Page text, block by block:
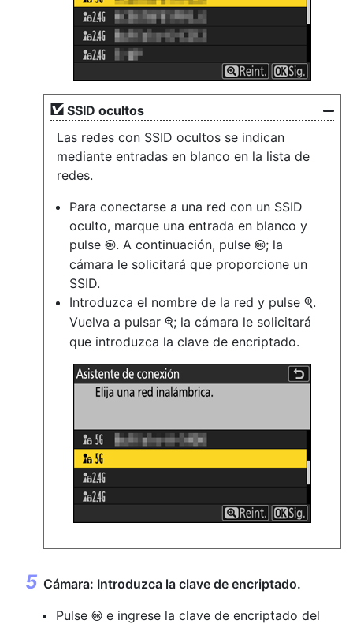
SSID ocultos
Las redes con SSID ocultos se indican
mediante entradas en blanco en la lista de
redes.
Para conectarse a una red con un SSID
oculto, marque una entrada en blanco y
pulse J. A continuación, pulse J; la
cámara le solicitará que proporcione un
SSID.
Introduzca el nombre de la red y pulse X.
Vuelva a pulsar X; la cámara le solicitará
que introduzca la clave de encriptado.
Cámara: Introduzca la clave de encriptado.
Pulse J e ingrese la clave de encriptado del